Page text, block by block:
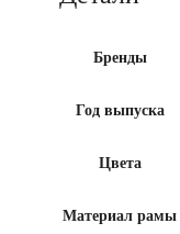
Бренды
Год выпуска
Цвета
Материал рамы